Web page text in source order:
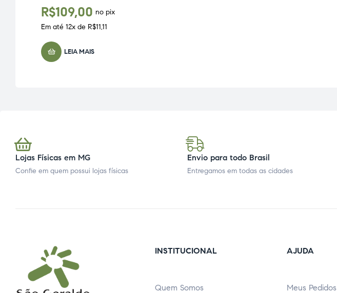
R$109,00 no pix
Em até 12x de R$11,11
LEIA MAIS
Lojas Físicas em MG
Confie em quem possui lojas físicas
Envio para todo Brasil
Entregamos em todas as cidades
INSTITUCIONAL
Quem Somos
AJUDA
Meus Pedidos